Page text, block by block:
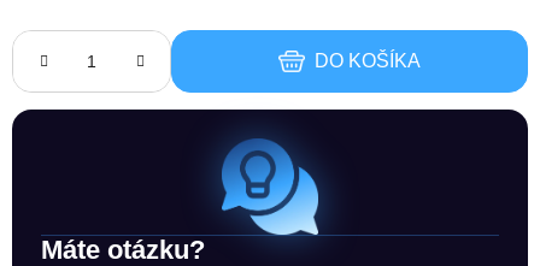
DO KOŠÍKA
Máte otázku?